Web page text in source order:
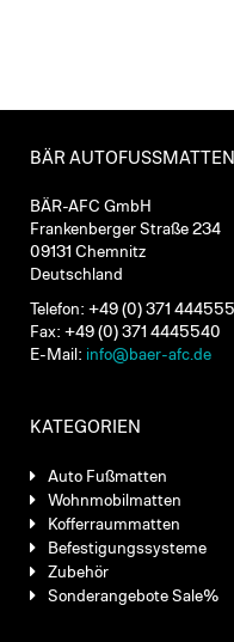
BÄR AUTOFUSSMATTEN
BÄR-AFC GmbH
Frankenberger Straße 234
09131 Chemnitz
Deutschland
Telefon: +49 (0) 371
Fax: +49 (0) 371 4445540
E-Mail: info@baer-afc.de
KATEGORIEN
Auto Fußmatten
Wohnmobilmatten
Kofferraummatten
Befestigungssysteme
Zubehör
Sonderangebote Sale%